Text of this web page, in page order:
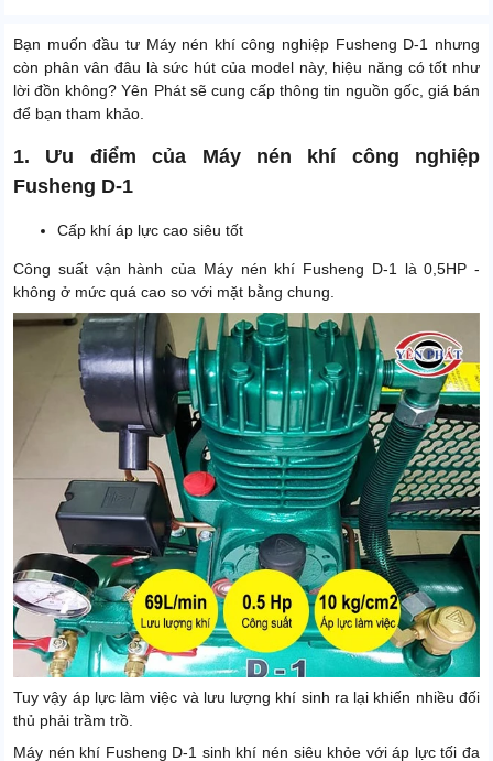
Bạn muốn đầu tư Máy nén khí công nghiệp Fusheng D-1 nhưng
còn phân vân đâu là sức hút của model này, hiệu năng có tốt như
lời đồn không? Yên Phát sẽ cung cấp thông tin nguồn gốc, giá bán
để bạn tham khảo.
1. Ưu điểm của Máy nén khí công nghiệp
Fusheng D-1
Cấp khí áp lực cao siêu tốt
Công suất vận hành của Máy nén khí Fusheng D-1 là 0,5HP -
không ở mức quá cao so với mặt bằng chung.
Tuy vậy áp lực làm việc và lưu lượng khí sinh ra lại khiến nhiều đối
thủ phải trầm trồ.
Máy nén khí Fusheng D-1 sinh khí nén siêu khỏe với áp lực tối đa